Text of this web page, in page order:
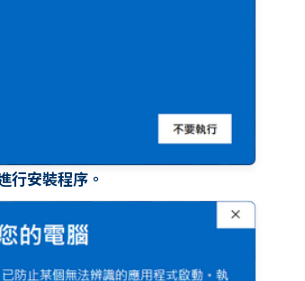
行安裝程序。